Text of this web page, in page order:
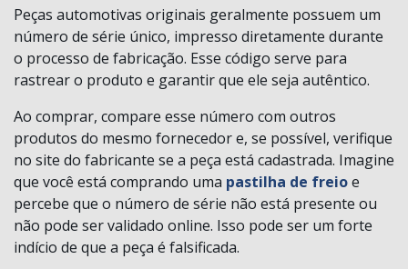
Peças automotivas originais geralmente possuem um
número de série único, impresso diretamente durante
o processo de fabricação. Esse código serve para
rastrear o produto e garantir que ele seja autêntico.
Ao comprar, compare esse número com outros
produtos do mesmo fornecedor e, se possível, verifique
no site do fabricante se a peça está cadastrada. Imagine
que você está comprando uma pastilha de freioe
percebe que o número de série não está presente ou
não pode ser validado online. Isso pode ser um forte
indício de que a peça é falsificada.